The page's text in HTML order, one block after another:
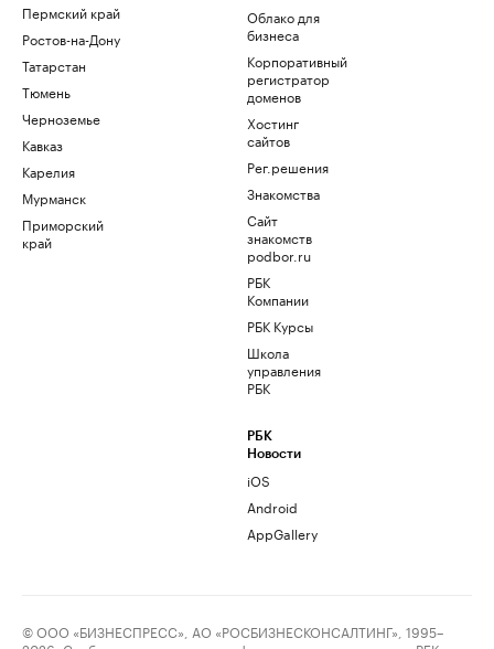
Пермский край
Ростов-на-Дону
Татарстан
Тюмень
Черноземье
Кавказ
Карелия
Мурманск
Приморский
край
Облако для
бизнеса
Корпоративный
регистратор
доменов
Хостинг
сайтов
Рег.решения
Знакомства
Сайт
знакомств
podbor.ru
РБК
Компании
РБК Курсы
Школа
управления
РБК
РБК
Новости
iOS
Android
AppGallery
© ООО «БИЗНЕСПРЕСС», АО «РОСБИЗНЕСКОНСАЛТИНГ», 1995–